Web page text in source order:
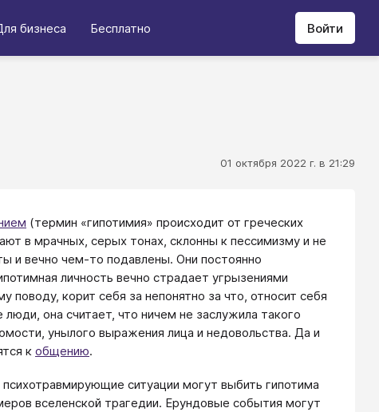
бизнеса Бесплатно Войти
01 октября 2022 г. в 21:29
(термин «гипотимия» происходит от греческих
в мрачных, серых тонах, склонны к пессимизму и не
и вечно чем-то подавлены. Они постоянно
личность вечно страдает угрызениями
корит себя за непонятно за что, относит себя
она считает, что ничем не заслужила такого
унылого выражения лица и недовольства. Да и
к общению.
ситуации могут выбить гипотима
вселенской трагедии. Ерундовые события могут